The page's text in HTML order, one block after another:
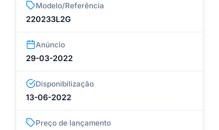
Modelo/Referência
220233L2G
Anúncio
29-03-2022
Disponibilização
13-06-2022
Preço de lançamento